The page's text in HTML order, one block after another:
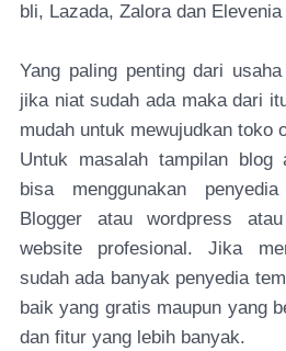
bli, Lazada, Zalora dan
Yang paling penting dari
jika niat sudah ada maka dari
mudah untuk mewujudkan toko
Untuk masalah tampilan blog
bisa menggunakan
Blogger atau wordpress
website profesional. Jika
sudah ada banyak penyedia
baik yang gratis maupun yang
dan fitur yang lebih banyak.